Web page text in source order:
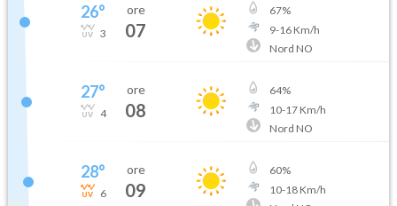
26°
3
ore
07
67%
9-16Km/h
Nord NO
27°
4
ore
08
64%
10-17Km/h
Nord NO
28°
6
ore
09
60%
10-18Km/h